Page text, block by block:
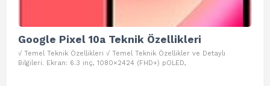
Google Pixel 10a Teknik Özellikleri
√ Temel Teknik Özellikleri √ Temel Teknik Özellikler ve Detaylı
Bilgileri. Ekran: 6.3 inç, 1080×2424 (FHD+) pOLED,